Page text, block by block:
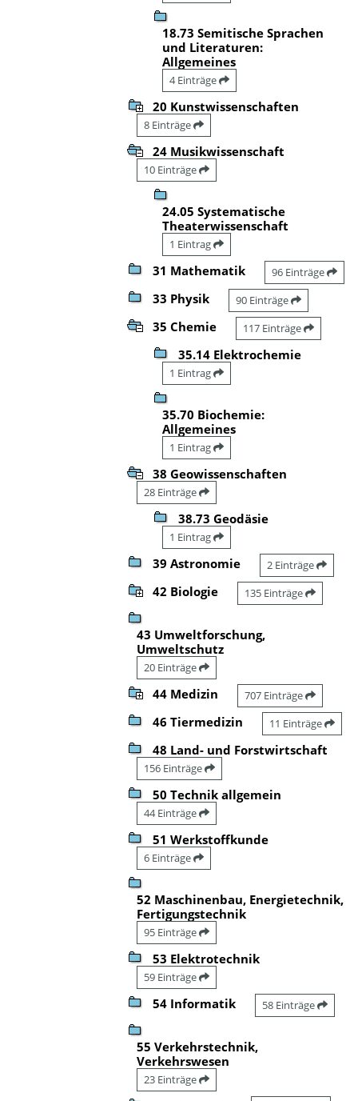
18.73 Semitische Sprachen
und Literaturen:
Allgemeines
4 Einträge
20 Kunstwissenschaften
8 Einträge
24 Musikwissenschaft
10 Einträge
24.05 Systematische
Theaterwissenschaft
1 Eintrag
31 Mathematik 96 Einträge
33 Physik 90 Einträge
35 Chemie 117 Einträge
35.14 Elektrochemie
1 Eintrag
35.70 Biochemie:
Allgemeines
1 Eintrag
38 Geowissenschaften
28 Einträge
38.73 Geodäsie
1 Eintrag
39 Astronomie 2 Einträge
42 Biologie 135 Einträge
43 Umweltforschung,
Umweltschutz
20 Einträge
44 Medizin 707 Einträge
46 Tiermedizin 11 Einträge
48 Land- und Forstwirtschaft
156 Einträge
50 Technik allgemein
44 Einträge
51 Werkstoffkunde
6 Einträge
52 Maschinenbau, Energietechnik,
Fertigungstechnik
95 Einträge
53 Elektrotechnik
59 Einträge
54 Informatik 58 Einträge
55 Verkehrstechnik,
Verkehrswesen
23 Einträge